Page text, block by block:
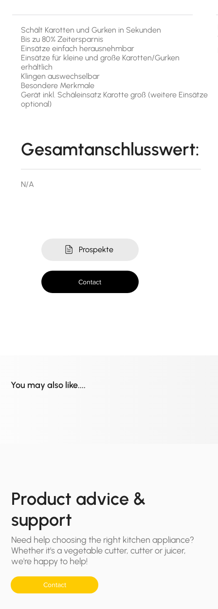
Prospekte
Contact
Schält Karotten und Gurken in Sekunden
Bis zu 80% Zeitersparnis
Einsätze einfach herausnehmbar
Einsätze für kleine und große Karotten/Gurken
erhältlich
Klingen auswechselbar
Besondere Merkmale
Gerät inkl. Schäleinsatz Karotte groß (weitere Einsätze
optional)
Gesamtanschlusswert:
N/A
You may also like....
Product advice &
support
Need help choosing the right kitchen appliance?
Whether it's a vegetable cutter, cutter or juicer,
we're happy to help!
Contact